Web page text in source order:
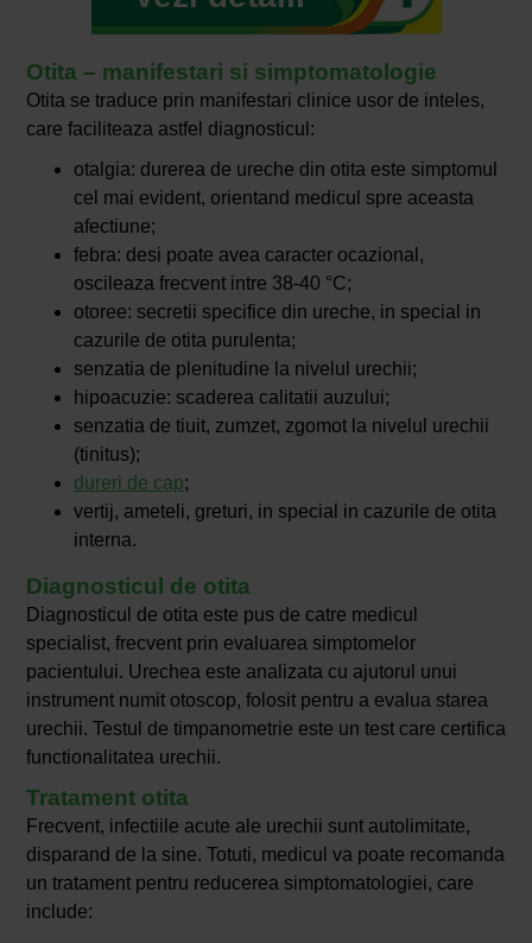
Otita – manifestari si simptomatologie
Otita se traduce prin manifestari clinice usor de inteles,
care faciliteaza astfel diagnosticul:
otalgia: durerea de ureche din otita este simptomul
cel mai evident, orientand medicul spre aceasta
afectiune;
febra: desi poate avea caracter ocazional,
oscileaza frecvent intre 38-40 °C;
otoree: secretii specifice din ureche, in special in
cazurile de otita purulenta;
senzatia de plenitudine la nivelul urechii;
hipoacuzie: scaderea calitatii auzului;
senzatia de tiuit, zumzet, zgomot la nivelul urechii
(tinitus);
dureri de cap;
vertij, ameteli, greturi, in special in cazurile de otita
interna.
Diagnosticul de otita
Diagnosticul de otita este pus de catre medicul
specialist, frecvent prin evaluarea simptomelor
pacientului. Urechea este analizata cu ajutorul unui
instrument numit otoscop, folosit pentru a evalua starea
urechii. Testul de timpanometrie este un test care certifica
functionalitatea urechii.
Tratament otita
Frecvent, infectiile acute ale urechii sunt autolimitate,
disparand de la sine. Totuti, medicul va poate recomanda
un tratament pentru reducerea simptomatologiei, care
include: